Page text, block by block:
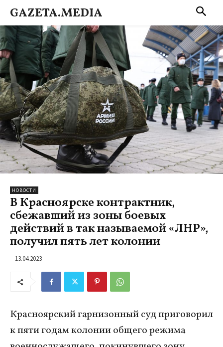
GAZETA.MEDIA
НОВОСТИ
В Красноярске контрактник,
сбежавший из зоны боевых
действий в так называемой «ЛНР»,
получил пять лет колонии
13.04.2023
Красноярский гарнизонный суд приговорил
к пяти годам колонии общего режима